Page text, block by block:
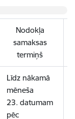
Nodokļa
samaksas
termiņš
Līdz nākamā
mēneša
23. datumam
pēc